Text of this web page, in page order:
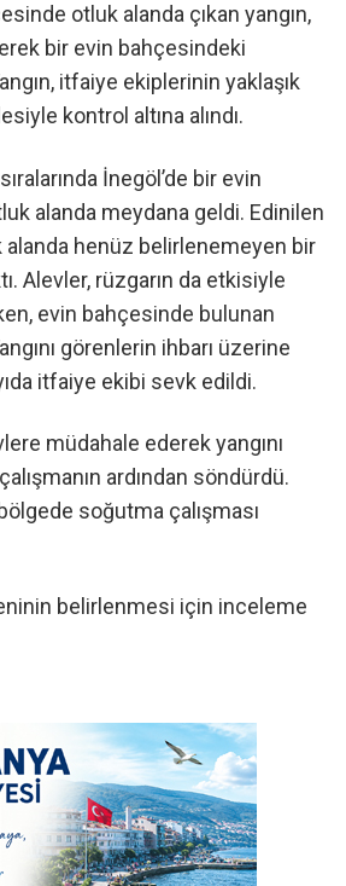
otluk alanda çıkan yangın,
bir evin bahçesindeki
itfaiye ekiplerinin yaklaşık
kontrol altına alındı.
İnegöl’de bir evin
alanda meydana geldi. Edinilen
alanda henüz belirlenemeyen bir
Alevler, rüzgarın da etkisiyle
evin bahçesinde bulunan
görenlerin ihbarı üzerine
itfaiye ekibi sevk edildi.
müdahale ederek yangını
ardından söndürdü.
soğutma çalışması
belirlenmesi için inceleme